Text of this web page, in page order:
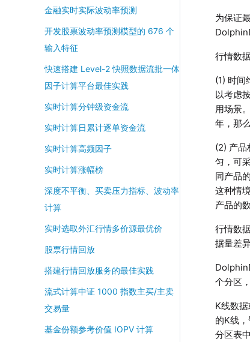
金融实时实际波动率预测
开发股票波动率预测模型的 676 个
输入特征
快速搭建 Level-2 快照数据流批一体
因子计算平台最佳实践
实时计算分钟级资金流
实时计算日累计逐单资金流
实时计算高频因子
实时计算涨幅榜
深度不平衡、买卖压力指标、波动率
计算
实时选取外汇行情多价源最优价
股票行情回放
搭建行情回放服务的最佳实践
流式计算中证 1000 指数主买/主卖
交易量
基金份额参考价值 IOPV 计算
│
│
│
│
│
│
│
│
│
│
├──
│
├──
├──
为保证
行情数
(1) 时间
以考虑
用场景
年，那
(2) 产品
匀，可
同产品
这种情
产品的
行情数
据量差
个分区
K线数
的K线
分区表